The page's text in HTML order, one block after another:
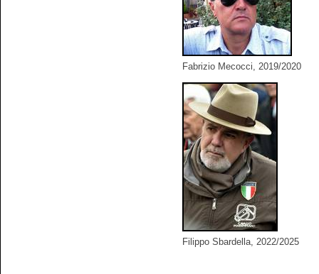
Fabrizio Mecocci, 2019/2020
Filippo Sbardella, 2022/2025